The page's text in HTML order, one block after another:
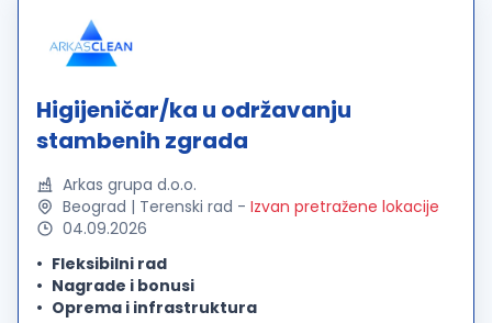
Higijeničar/ka u održavanju
stambenih zgrada
Arkas grupa d.o.o.
Beograd | Terenski rad - Izvan pretražene lokacije
04.09.2026
Fleksibilni rad
Nagrade i bonusi
Oprema i infrastruktura